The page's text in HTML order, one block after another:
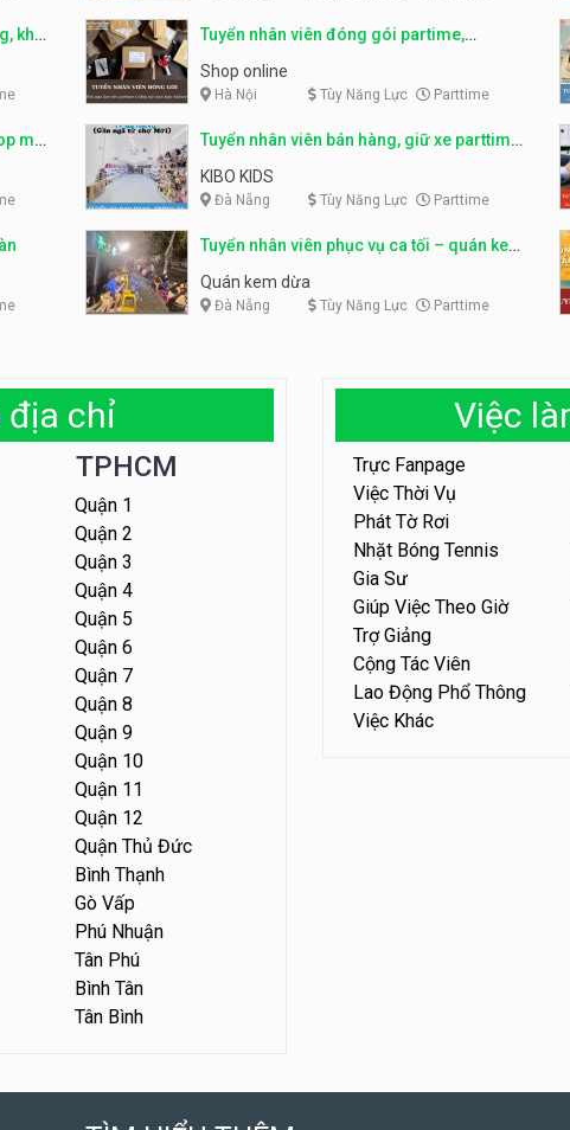
kho
Tuyển nhân viên đóng gói partime,
fulltime
Shop online
Hà Nội Tùy Năng Lực Parttime
mỹ
Tuyển nhân viên bán hàng, giữ xe parttime
– Kibo Kid
KIBO KIDS
Đà Nẵng Tùy Năng Lực Parttime
Tuyển nhân viên phục vụ ca tối – quán kem
dừa
Quán kem dừa
Đà Nẵng Tùy Năng Lực Parttime
địa chỉ
TPHCM
Quận 1
Quận 2
Quận 3
Quận 4
Quận 5
Quận 6
Quận 7
Quận 8
Quận 9
Quận 10
Quận 11
Quận 12
Quận Thủ Đức
Bình Thạnh
Gò Vấp
Phú Nhuận
Tân Phú
Bình Tân
Tân Bình
Việc
Trực Fanpage
Việc Thời Vụ
Phát Tờ Rơi
Nhặt Bóng Tennis
Gia Sư
Giúp Việc Theo Giờ
Trợ Giảng
Cộng Tác Viên
Lao Động Phổ Thông
Việc Khác